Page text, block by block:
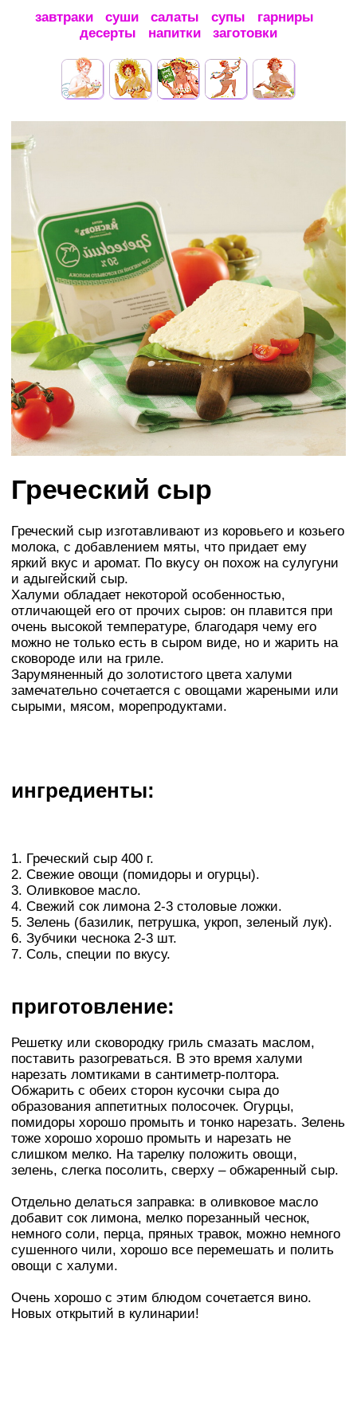
завтраки суши салаты супы
гарниры
десерты
напитки заготовки
Греческий сыр
Греческий сыр изготавливают из коровьего и козьего
молока, с добавлением мяты, что придает ему
яркий вкус и аромат. По вкусу он похож на сулугуни
и адыгейский сыр.
Халуми обладает некоторой особенностью,
отличающей его от прочих сыров: он плавится при
очень высокой температуре, благодаря чему его
можно не только есть в сыром виде, но и жарить на
сковороде или на гриле.
Зарумяненный до золотистого цвета халуми
замечательно сочетается с овощами жареными или
сырыми, мясом, морепродуктами.
ингредиенты:
1. Греческий сыр 400 г.
2. Свежие овощи (помидоры и огурцы).
3. Оливковое масло.
4. Свежий сок лимона 2-3 столовые ложки.
5. Зелень (базилик, петрушка, укроп, зеленый лук).
6. Зубчики чеснока 2-3 шт.
7. Соль, специи по вкусу.
приготовление:
Решетку или сковородку гриль смазать маслом,
поставить разогреваться. В это время халуми
нарезать ломтиками в сантиметр-полтора.
Обжарить с обеих сторон кусочки сыра до
образования аппетитных полосочек. Огурцы,
помидоры хорошо промыть и тонко нарезать. Зелень
тоже хорошо хорошо промыть и нарезать не
слишком мелко. На тарелку положить овощи,
зелень, слегка посолить, сверху – обжаренный сыр.
Отдельно делаться заправка: в оливковое масло
добавит сок лимона, мелко порезанный чеснок,
немного соли, перца, пряных травок, можно немного
сушенного чили, хорошо все перемешать и полить
овощи с халуми.
Очень хорошо с этим блюдом сочетается вино.
Новых открытий в кулинарии!